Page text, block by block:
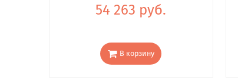
54 263 руб.
В корзину